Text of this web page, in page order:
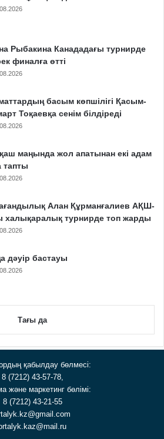
Рыбакина Канададағы турнирде
финалға өтті
басым көпшілігі Қасым-
Тоқаевқа сенім білдіреді
маңында жол апатынан екі адам
тапты
Алан Құрманғалиев АҚШ-
халықаралық турнирде топ жарды
дәуір бастауы
Тағы да
қабылдау бөлмесі:
8 (7212) 43-57-78,
және маркетинг бөлімі:
8 (7212) 43-21-55